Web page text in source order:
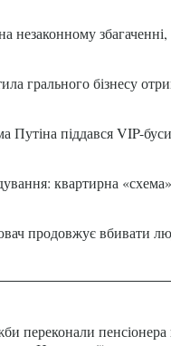
незаконному
грального бізнесу
Путіна піддався VIP-
квартирна
продовжує вбивати
переконали